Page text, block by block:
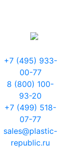
+7 (495) 933-
00-77
8 (800) 100-
93-20
+7 (499) 518-
07-77
sales@plastic-
republic.ru